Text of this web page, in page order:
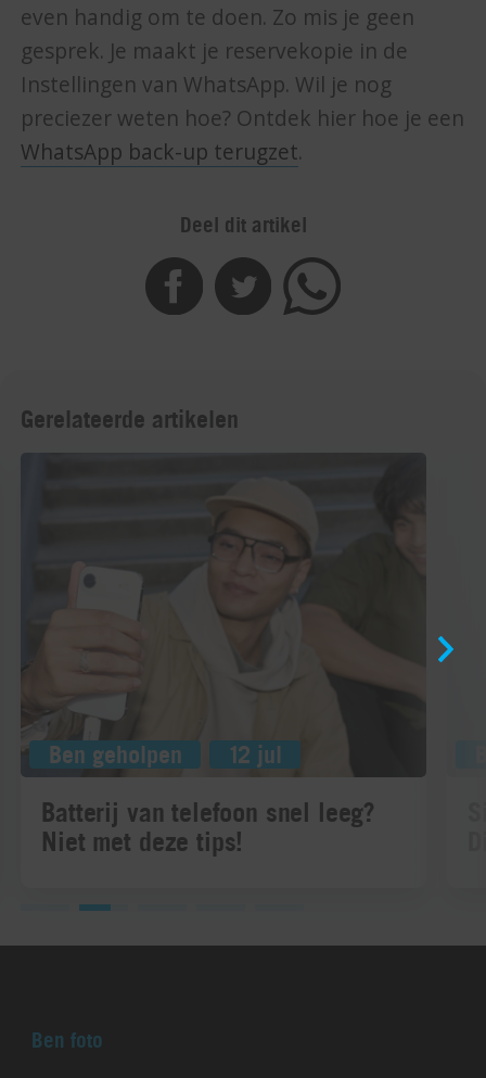
even handig om te doen. Zo mis je geen
gesprek. Je maakt je reservekopie in de
Instellingen van WhatsApp. Wil je nog
preciezer weten hoe? Ontdek hier hoe je een
WhatsApp back-up terugzet.
Deel dit artikel
Gerelateerde artikelen
Ben geholpen 12 jul
Batterij van telefoon snel leeg?
Niet met deze tips!
Ben foto